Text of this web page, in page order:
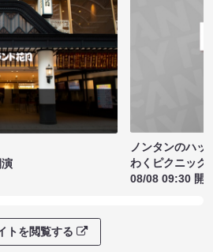
ノンタンのハッ
わくピクニック
08/08 09:30 開
トを閲覧する